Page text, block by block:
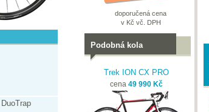
doporučená cena
v Kč vč. DPH
Podobná kola
Trek ION CX PRO
cena 49 990 Kč